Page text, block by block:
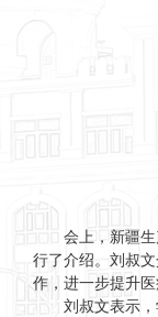
会上，新疆
行了介绍。刘叔
作，进一步提升
刘叔文表示